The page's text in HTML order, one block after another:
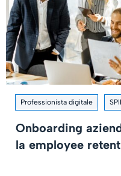
Professionista digitale
Onboarding
la employee